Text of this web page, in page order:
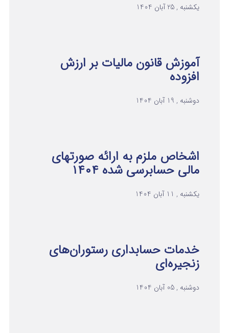
یکشنبه , 25 آبان 1404
آموزش قانون مالیات بر ارزش
افزوده
دوشنبه , 19 آبان 1404
اشخاص ملزم به ارائه صورتهای
مالی حسابرسی شده ۱۴۰۴
یکشنبه , 11 آبان 1404
خدمات حسابداری رستوران‌های
زنجیره‌ای
دوشنبه , 05 آبان 1404